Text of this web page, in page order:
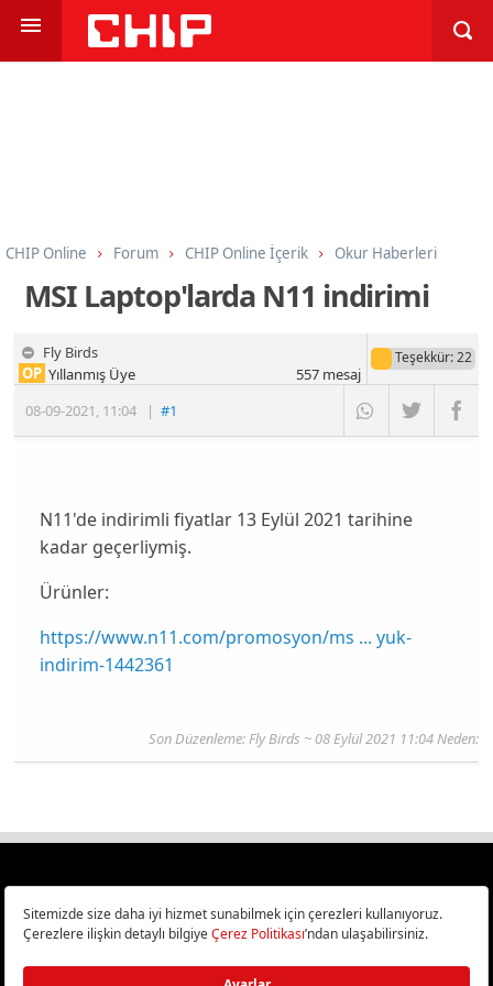
CHIP Online Forum CHIP Online İçerik Okur Haberleri
MSI Laptop'larda N11 indirimi
Fly Birds
08-09-2021, 11:04 |#1
OP Yıllanmış Üye
Teşekkür: 22
557mesaj
N11'de indirimli fiyatlar 13 Eylül 2021 tarihine
kadar geçerliymiş.
Ürünler:
https://www.n11.com/promosyon/ms ... yuk-
indirim-1442361
Son Düzenleme:Fly Birds ~ 08 Eylül 2021 11:04 Neden:
Türkiye
Bilişim ve Teknoloji Haberleri CHIP Online’da!